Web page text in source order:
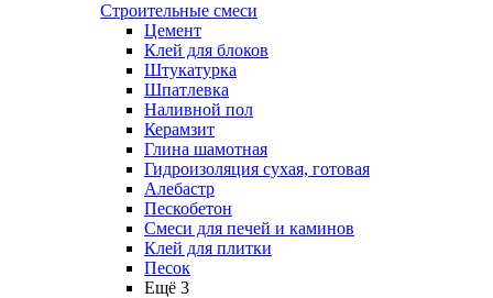
Строительные смеси
Цемент
Клей для блоков
Штукатурка
Шпатлевка
Наливной пол
Керамзит
Глина шамотная
Гидроизоляция сухая, готовая
Алебастр
Пескобетон
Смеси для печей и каминов
Клей для плитки
Песок
Ещё 3